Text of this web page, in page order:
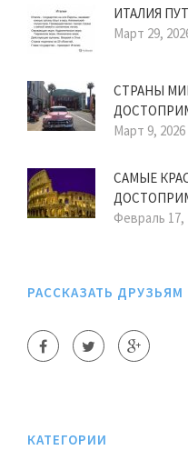
ИТАЛИЯ
Март 29,
СТРАНЫ
Март 9, 2026
САМЫЕ
Февраль 17,
РАССКАЗАТЬ ДРУЗЬЯМ
КАТЕГОРИИ